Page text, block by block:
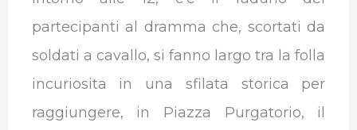
partecipanti al dramma che, scortati da
soldati a cavallo, si fanno largo tra la folla
incuriosita in una sfilata storica per
raggiungere, in Piazza Purgatorio, il